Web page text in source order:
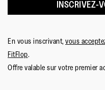
INSCRIVEZ-
En vous inscrivant, vous
FitFlop.
Offre valable sur votre premier